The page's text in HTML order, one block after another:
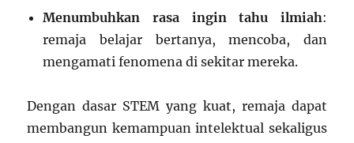
Menumbuhkan rasa ingin tahu ilmiah:
remaja belajar bertanya, mencoba, dan
mengamati fenomena di sekitar mereka.
Dengan dasar STEM yang kuat, remaja dapat
membangun kemampuan intelektual sekaligus